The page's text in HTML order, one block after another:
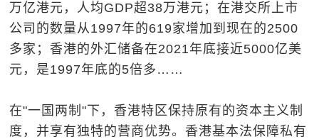
万亿港元，人均GDP超38万港元；在港交所上市
公司的数量从1997年的619家增加到现在的2500
多家；香港的外汇储备在2021年底接近5000亿美
元，是1997年底的5倍多……
在"一国两制"下，香港特区保持原有的资本主义制
度，并享有独特的营商优势。香港基本法保障私有